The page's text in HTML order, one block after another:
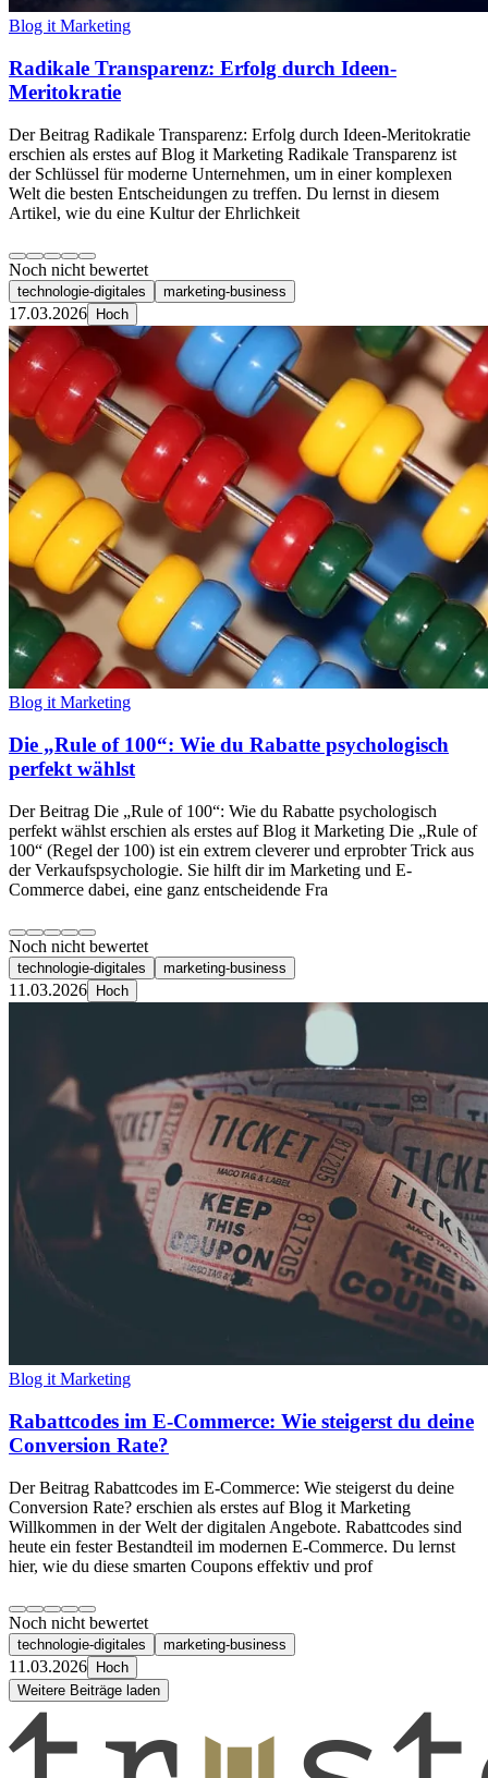
Blog it Marketing
Radikale Transparenz: Erfolg durch Ideen-
Meritokratie
Der Beitrag Radikale Transparenz: Erfolg durch Ideen-Meritokratie
erschien als erstes auf Blog it Marketing Radikale Transparenz ist
der Schlüssel für moderne Unternehmen, um in einer komplexen
Welt die besten Entscheidungen zu treffen. Du lernst in diesem
Artikel, wie du eine Kultur der Ehrlichkeit
Noch nicht bewertet
technologie-digitales marketing-business
17.03.2026 Hoch
Blog it Marketing
Die „Rule of 100“: Wie du Rabatte psychologisch
perfekt wählst
Der Beitrag Die „Rule of 100“: Wie du Rabatte psychologisch
perfekt wählst erschien als erstes auf Blog it Marketing Die „Rule of
100“ (Regel der 100) ist ein extrem cleverer und erprobter Trick aus
der Verkaufspsychologie. Sie hilft dir im Marketing und E-
Commerce dabei, eine ganz entscheidende Fra
Noch nicht bewertet
technologie-digitales marketing-business
11.03.2026 Hoch
Blog it Marketing
Rabattcodes im E-Commerce: Wie steigerst du deine
Conversion Rate?
Der Beitrag Rabattcodes im E-Commerce: Wie steigerst du deine
Conversion Rate? erschien als erstes auf Blog it Marketing
Willkommen in der Welt der digitalen Angebote. Rabattcodes sind
heute ein fester Bestandteil im modernen E-Commerce. Du lernst
hier, wie du diese smarten Coupons effektiv und prof
Noch nicht bewertet
technologie-digitales marketing-business
11.03.2026
Hoch
Weitere Beiträge laden